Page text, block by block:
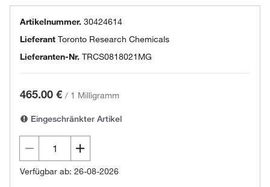
Artikelnummer. 30424614
Lieferant Toronto Research Chemicals
Lieferanten-Nr. TRCS0818021MG
465.00 € / 1 Milligramm
Eingeschränkter Artikel
Verfügbar ab: 26-08-2026